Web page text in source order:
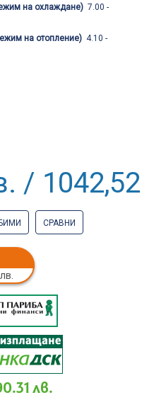
на охлаждане) 7.00 -
на отопление) 4.10 -
/ 1042,52 €
СРАВНИ
лв.